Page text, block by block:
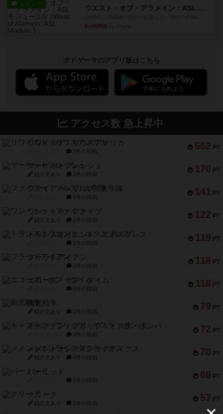
レビュー
ウエスト・オブ・アラメイン：ASLモジュール5
約4時間前
ボドゲーマのアプリ版はこちら
アクセス数 急上昇中
552 PT
リワイルド：サウスアメリカ
2件の投稿
170 PT
マーケットフレッシュ
紹介文あり 1件の投稿
141 PT
ファイアー・ブルズ / 火牛陣
1件の投稿
122 PT
ワン・トゥ・ファイブ
紹介文あり 1件の投稿
119 PT
トランスオリエント・エクスプレス
1件の投稿
118 PT
フラットアイアン
2件の投稿
118 PT
エコーズ・オブ・タイム
8件の投稿
79 PT
南北戦争
紹介文あり 1件の投稿
72 PT
キャプテン・フリップ：イスラ・ボンバ
2件の投稿
70 PT
メメントオンラインタクティクス
紹介文あり 4件の投稿
68 PT
パーミッド
1件の投稿
57 PT
クリーグ
紹介文あり 1件の投稿